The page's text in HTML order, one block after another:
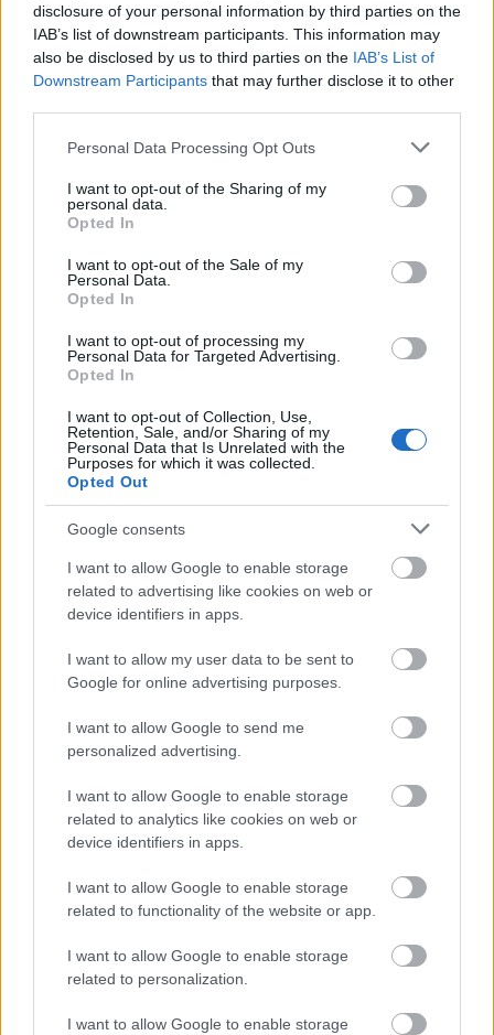
disclosure of your personal information by third parties on the
IAB’s list of downstream participants. This information may
also be disclosed by us to third parties on the IAB’s List of
Downstream Participants that may further disclose it to other
Please note that this website/app uses one or more Google
not limited to your visit or usage behaviour. You may click to
grant or deny consent to Google and its third-party tags to
use your data for below specified purposes in below Google
consent section.
Personal Data Processing Opt Outs
I want to opt-out of the Sharing of my
personal data.
Opted In
I want to opt-out of the Sale of my
Personal Data.
Opted In
I want to opt-out of processing my
Personal Data for Targeted Advertising.
Opted In
I want to opt-out of Collection, Use,
Retention, Sale, and/or Sharing of my
Personal Data that Is Unrelated with the
Purposes for which it was collected.
Opted Out
Google consents
I want to allow Google to enable storage
related to advertising like cookies on web or
device identifiers in apps.
I want to allow my user data to be sent to
Google for online advertising purposes.
I want to allow Google to send me
personalized advertising.
I want to allow Google to enable storage
related to analytics like cookies on web or
device identifiers in apps.
I want to allow Google to enable storage
related to functionality of the website or app.
I want to allow Google to enable storage
related to personalization.
I want to allow Google to enable storage
– miért rázta ki a hideg attól, hogy szólóprojektet
indítson, és hogyan lett ebből mégis zenekar,
– hogyan alakította át a testtudatát a kortárs tánc,
– miért írta mega születéstörténetét
Az én szívem játsziknak.
Hallgasd a műsort aSpotify -on, az
Apple
Podcastsben, vagymás podcasthallgató
A podcast műsorvezetőjeSoós Tamás, a fotókat
Kósa Zsolt készítette. Az interjúban nyújtott
Koncertsztorik podcastadásainak
megjelenését az NKA Hangfoglaló Program
Nemzeti Kulturális Alap támogatta.